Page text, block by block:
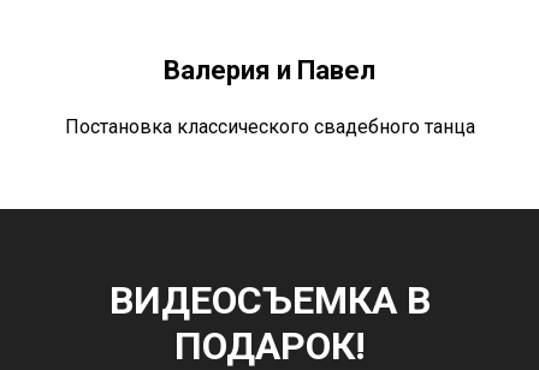
Валерия и Павел
Постановка классического свадебного танца
ВИДЕОСЪЕМКА В
ПОДАРОК!